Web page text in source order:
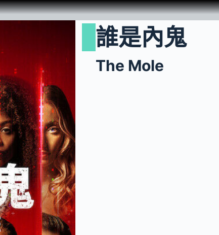
誰是內鬼
The Mole